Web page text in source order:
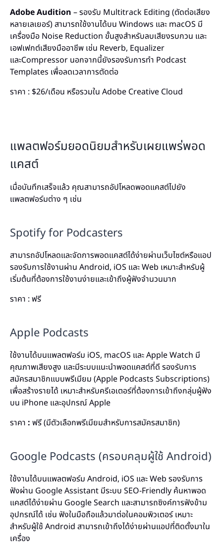
Adobe Audition – รองรับ Multitrack Editing (ตัดต่อเสียง
หลายเลเยอร์) สามารถใช้งานได้บน Windows และ macOS มี
เครื่องมือ Noise Reduction ขั้นสูงสำหรับลบเสียงรบกวน และ
เอฟเฟกต์เสียงมืออาชีพ เช่น Reverb, Equalizer
และCompressor นอกจากนี้ยังรองรับการทำ Podcast
Templates เพื่อลดเวลาการตัดต่อ
ราคา : $26/เดือน หรือรวมใน Adobe Creative Cloud
แพลตฟอร์มยอดนิยมสำหรับเผยแพร่พอด
แคสต์
เมื่อบันทึกเสร็จแล้ว คุณสามารถอัปโหลดพอดแคสต์ไปยัง
แพลตฟอร์มต่าง ๆ เช่น
Spotify for Podcasters
สามารถอัปโหลดและจัดการพอดแคสต์ได้ง่ายผ่านเว็บไซต์หรือแอป
รองรับการใช้งานผ่าน Android, iOS และ Web เหมาะสำหรับผู้
เริ่มต้นที่ต้องการใช้งานง่ายและเข้าถึงผู้ฟังจำนวนมาก
ราคา : ฟรี
Apple Podcasts
ใช้งานได้บนแพลตฟอร์ม iOS, macOS และ Apple Watch มี
คุณภาพเสียงสูง และมีระบบแนะนำพอดแคสต์ที่ดี รองรับการ
สมัครสมาชิกแบบพรีเมียม (Apple Podcasts Subscriptions)
เพื่อสร้างรายได้ เหมาะสำหรับครีเอเตอร์ที่ต้องการเข้าถึงกลุ่มผู้ฟัง
บน iPhone และอุปกรณ์ Apple
ราคา : ฟรี (มีตัวเลือกพรีเมียมสำหรับการสมัครสมาชิก)
Google Podcasts (ครอบคลุมผู้ใช้ Android)
ใช้งานได้บนแพลตฟอร์ม Android, iOS และ Web รองรับการ
ฟังผ่าน Google Assistant มีระบบ SEO-Friendly ค้นหาพอด
แคสต์ได้ง่ายผ่าน Google Search และสามารถซิงค์การฟังข้าม
อุปกรณ์ได้ เช่น ฟังในมือถือแล้วมาต่อในคอมพิวเตอร์ เหมาะ
สำหรับผู้ใช้ Android สามารถเข้าถึงได้ง่ายผ่านแอปที่ติดตั้งมาใน
เครื่อง